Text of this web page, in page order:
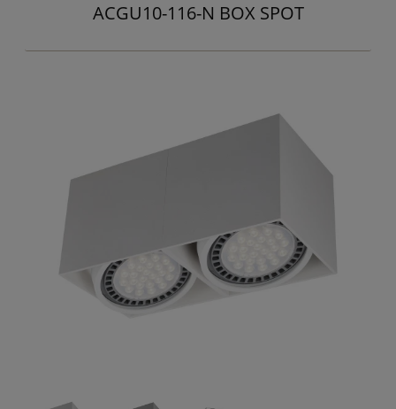
ACGU10-116-N BOX SPOT